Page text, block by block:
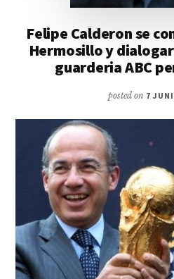
Felipe Calderon se
Hermosillo y
guarderia ABC
posted on 7